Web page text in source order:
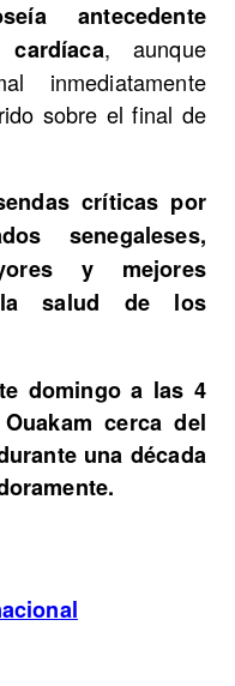
antecedente
, aunque
inmediatamente
sobre el final de
críticas por
senegaleses,
y mejores
la salud de los
domingo a las 4
cerca del
una década